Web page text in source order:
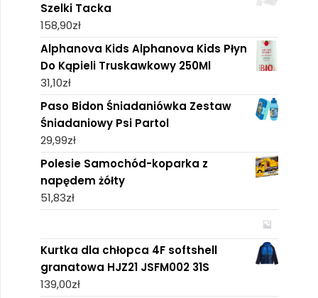
Szelki Tacka
158,90zł
Alphanova Kids Alphanova Kids Płyn
Do Kąpieli Truskawkowy 250Ml
31,10zł
Paso Bidon Śniadaniówka Zestaw
Śniadaniowy Psi Partol
29,99zł
Polesie Samochód-koparka z
napędem żółty
51,83zł
Kurtka dla chłopca 4F softshell
granatowa HJZ21 JSFM002 31S
139,00zł